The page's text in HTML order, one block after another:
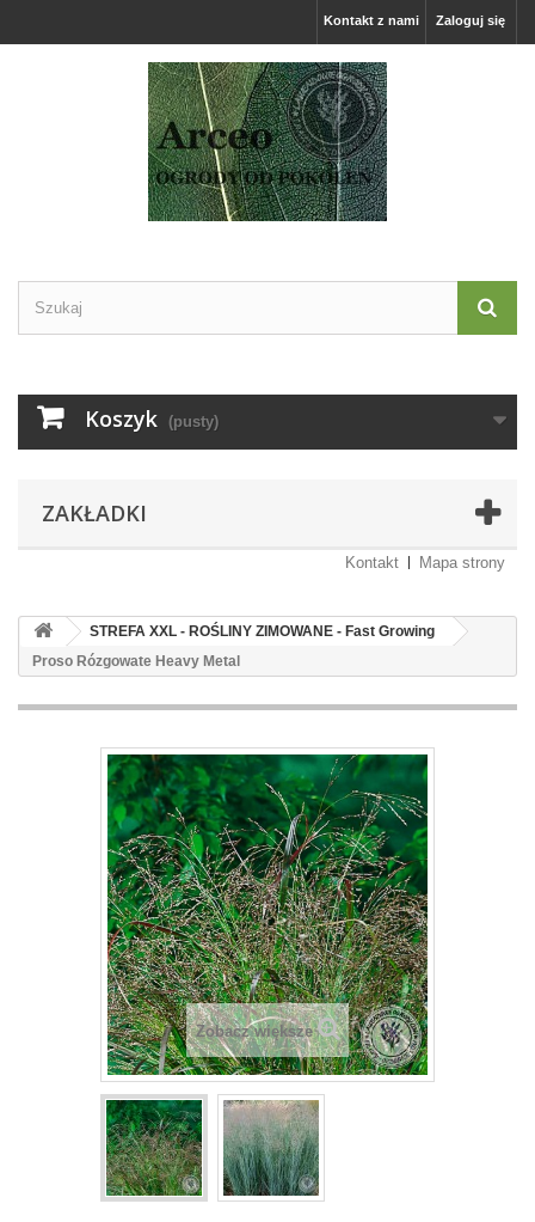
Zaloguj się
Kontakt z nami
Koszyk (pusty)
ZAKŁADKI
Kontakt Mapa strony
STREFA XXL - ROŚLINY ZIMOWANE - Fast Growing
Proso Rózgowate Heavy Metal
Zobacz większe